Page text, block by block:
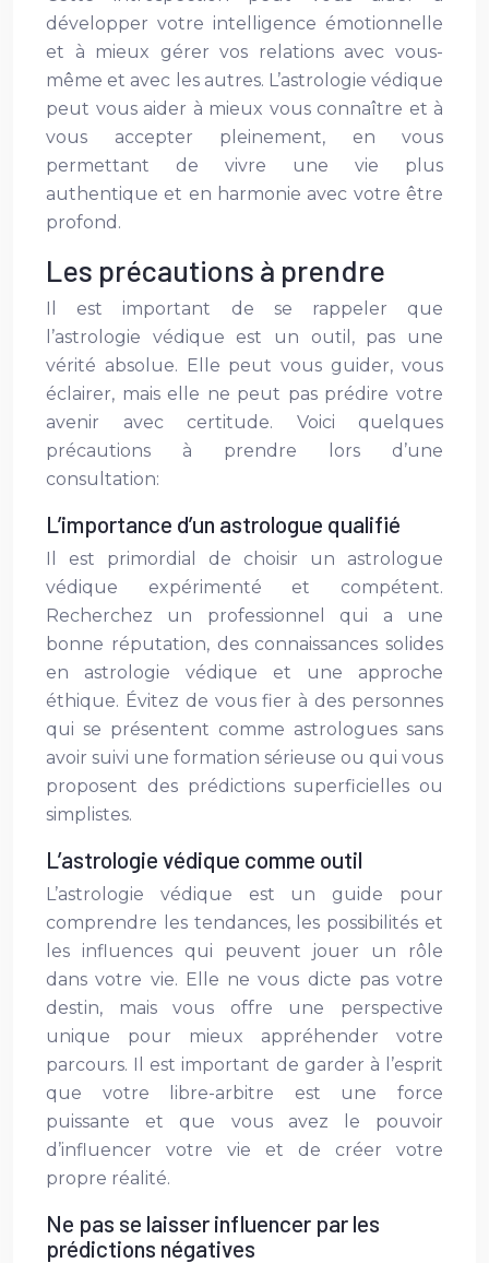
développer votre intelligence émotionnelle
et à mieux gérer vos relations avec vous-
même et avec les autres. L’astrologie védique
peut vous aider à mieux vous connaître et à
vous accepter pleinement, en vous
permettant de vivre une vie plus
authentique et en harmonie avec votre être
profond.
Les précautions à prendre
Il est important de se rappeler que
l’astrologie védique est un outil, pas une
vérité absolue. Elle peut vous guider, vous
éclairer, mais elle ne peut pas prédire votre
avenir avec certitude. Voici quelques
précautions à prendre lors d’une
consultation:
L’importance d’un astrologue qualifié
Il est primordial de choisir un astrologue
védique expérimenté et compétent.
Recherchez un professionnel qui a une
bonne réputation, des connaissances solides
en astrologie védique et une approche
éthique. Évitez de vous fier à des personnes
qui se présentent comme astrologues sans
avoir suivi une formation sérieuse ou qui vous
proposent des prédictions superficielles ou
simplistes.
L’astrologie védique comme outil
L’astrologie védique est un guide pour
comprendre les tendances, les possibilités et
les influences qui peuvent jouer un rôle
dans votre vie. Elle ne vous dicte pas votre
destin, mais vous offre une perspective
unique pour mieux appréhender votre
parcours. Il est important de garder à l’esprit
que votre libre-arbitre est une force
puissante et que vous avez le pouvoir
d’influencer votre vie et de créer votre
propre réalité.
Ne pas se laisser influencer par les
prédictions négatives